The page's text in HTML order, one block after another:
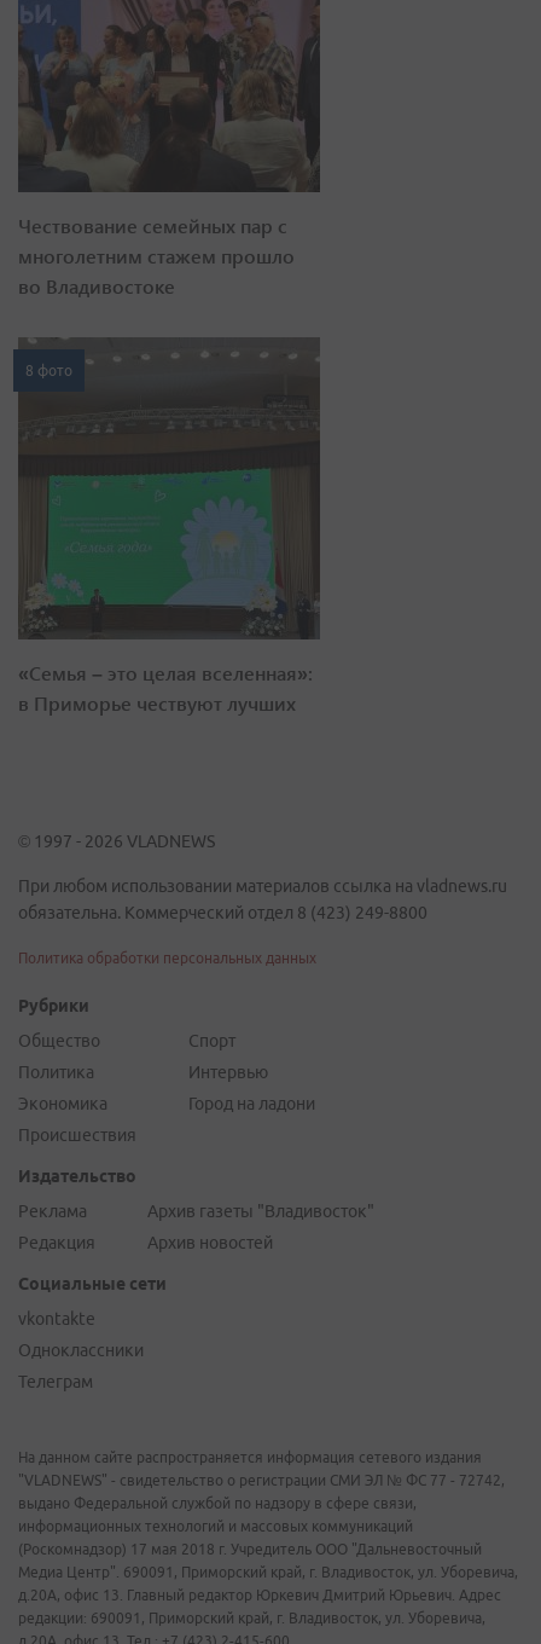
Чествование семейных пар с
многолетним стажем прошло
во Владивостоке
8 фото
«Семья – это целая вселенная»:
в Приморье чествуют лучших
© 1997 - 2026 VLADNEWS
При любом использовании материалов ссылка на vladnews.ru
обязательна. Коммерческий отдел 8 (423) 249-8800
Политика обработки персональных данных
Рубрики
Общество
Политика
Экономика
Происшествия
Спорт
Интервью
Город на ладони
Издательство
Реклама
Редакция
Архив газеты "Владивосток"
Архив новостей
Социальные сети
vkontakte
Одноклассники
Телеграм
На данном сайте распространяется информация сетевого издания
"VLADNEWS" - свидетельство о регистрации СМИ ЭЛ № ФС 77 - 72742,
выдано Федеральной службой по надзору в сфере связи,
информационных технологий и массовых коммуникаций
(Роскомнадзор) 17 мая 2018 г. Учредитель ООО "Дальневосточный
Медиа Центр". 690091, Приморский край, г. Владивосток, ул. Уборевича,
д.20А, офис 13. Главный редактор Юркевич Дмитрий Юрьевич. Адрес
редакции: 690091, Приморский край, г. Владивосток, ул. Уборевича,